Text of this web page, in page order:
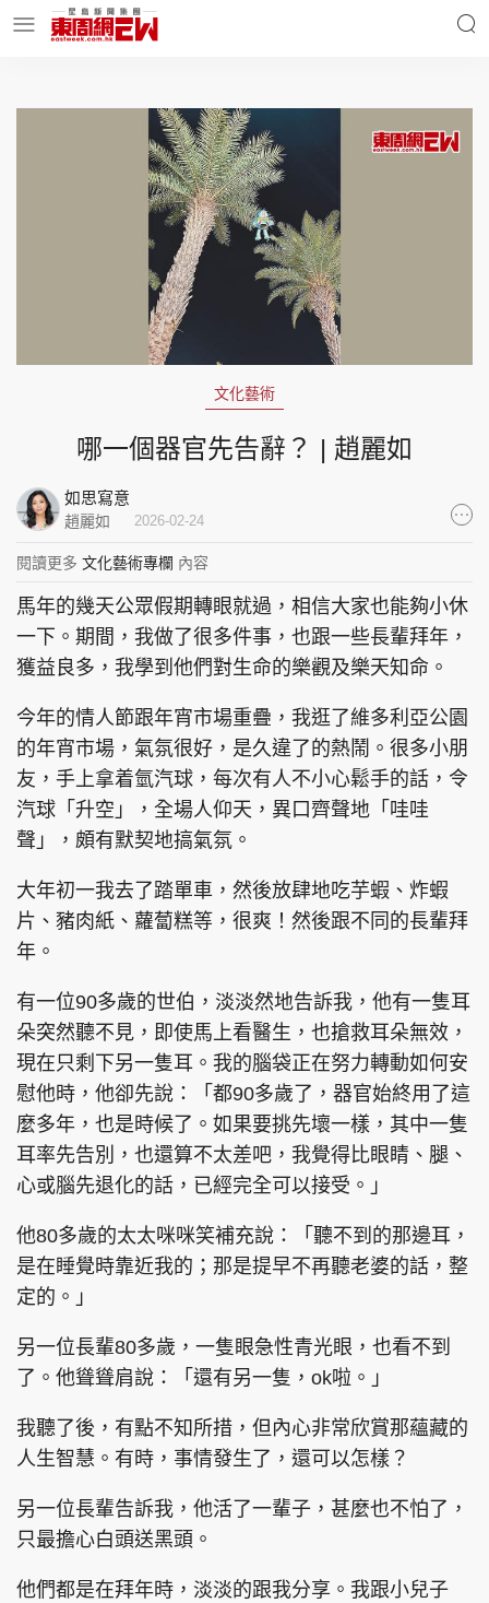
明星名人 時事財經
東周Ladies 優享生活
東周食玩通 會員活動
集團旗下品牌
東周刊 cazbuyer 東Touch
PCM 電腦廣場 星島頭條 星島日報
頭條搵工 EDUPLUS
關於我們
隱私政策聲明
使用條款
Copyright © 東周網 版權所有 . 不得轉載
©Eastweek.com.hk. All rights reserved.
文化藝術
哪一個器官先告辭？ | 趙麗如
如思寫意
趙麗如 2026-02-24
閱讀更多 文化藝術專欄 內容
馬年的幾天公眾假期轉眼就過，相信大家也能夠小休
一下。期間，我做了很多件事，也跟一些長輩拜年，
獲益良多，我學到他們對生命的樂觀及樂天知命。
今年的情人節跟年宵市場重疊，我逛了維多利亞公園
的年宵市場，氣氛很好，是久違了的熱鬧。很多小朋
友，手上拿着氫汽球，每次有人不小心鬆手的話，令
汽球「升空」，全場人仰天，異口齊聲地「哇哇
聲」，頗有默契地搞氣氛。
大年初一我去了踏單車，然後放肆地吃芋蝦、炸蝦
片、豬肉紙、蘿蔔糕等，很爽！然後跟不同的長輩拜
年。
有一位90多歲的世伯，淡淡然地告訴我，他有一隻耳
朵突然聽不見，即使馬上看醫生，也搶救耳朵無效，
現在只剩下另一隻耳。我的腦袋正在努力轉動如何安
慰他時，他卻先說：「都90多歲了，器官始終用了這
麼多年，也是時候了。如果要挑先壞一樣，其中一隻
耳率先告別，也還算不太差吧，我覺得比眼睛、腿、
心或腦先退化的話，已經完全可以接受。」
他80多歲的太太咪咪笑補充說：「聽不到的那邊耳，
是在睡覺時靠近我的；那是提早不再聽老婆的話，整
定的。」
另一位長輩80多歲，一隻眼急性青光眼，也看不到
了。他聳聳肩說：「還有另一隻，ok啦。」
我聽了後，有點不知所措，但內心非常欣賞那蘊藏的
人生智慧。有時，事情發生了，還可以怎樣？
另一位長輩告訴我，他活了一輩子，甚麼也不怕了，
只最擔心白頭送黑頭。
他們都是在拜年時，淡淡的跟我分享。我跟小兒子